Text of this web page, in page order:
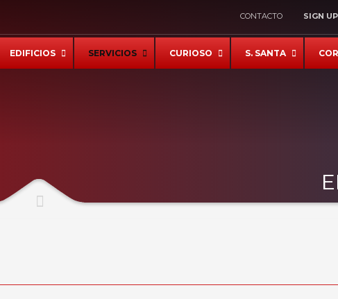
CONTACTO SIGN UP
EDIFICIOS SERVICIOS CURIOSO S. SANTA